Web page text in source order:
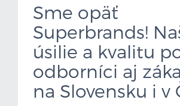
Vytvor si životopis
Uchádzači
Zamestnávatelia
O nás
Sme opäť
Superbrands!
úsilie a kvalitu
odborníci aj
na Slovensku i v